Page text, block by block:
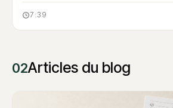
7:39
02Articles du blog